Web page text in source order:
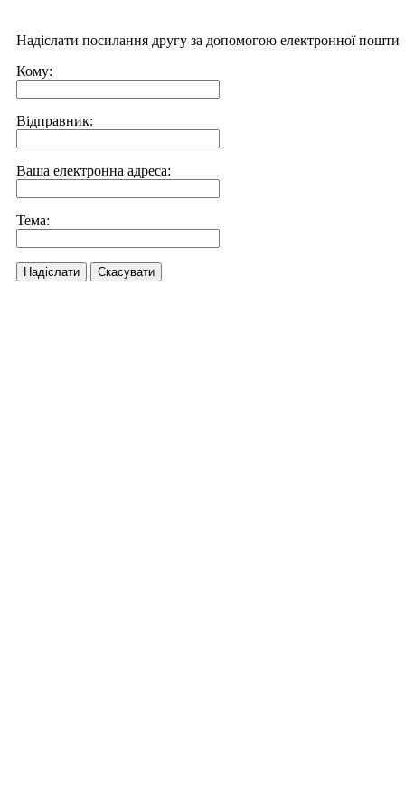
Надіслати посилання другу за допомогою електронної пошти
Кому:
Відправник:
Ваша електронна адреса:
Тема:
Надіслати Скасувати